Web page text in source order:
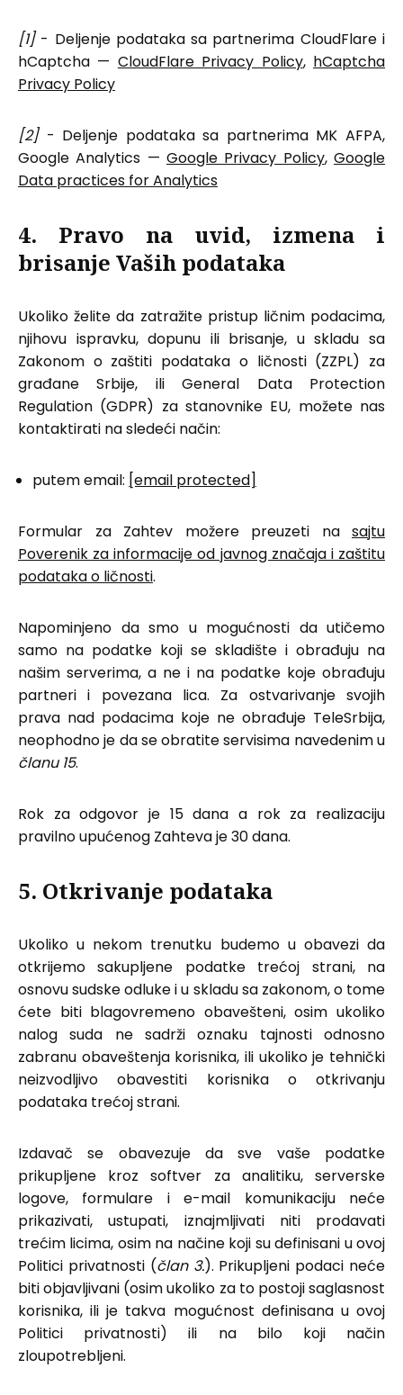
[1]- Deljenje podataka sa partnerima CloudFlare i
hCaptcha — CloudFlare Privacy Policy, hCaptcha
Privacy Policy
[2]- Deljenje podataka sa partnerima MK AFPA,
Google Analytics — Google Privacy Policy,Google
Data practices for Analytics
4. Pravo na uvid, izmena i
brisanje Vaših podataka
Ukoliko želite da zatražite pristup ličnim podacima,
njihovu ispravku, dopunu ili brisanje, u skladu sa
Zakonom o zaštiti podataka o ličnosti (ZZPL) za
građane Srbije, ili General Data Protection
Regulation (GDPR) za stanovnike EU, možete nas
kontaktirati na sledeći način:
putem email: [email protected]
Formular za Zahtev možere preuzeti na sajtu
Poverenik za informacije od javnog značaja i zaštitu
podataka o ličnosti.
Napominjeno da smo u mogućnosti da utičemo
samo na podatke koji se skladište i obrađuju na
našim serverima, a ne i na podatke koje obrađuju
partneri i povezana lica. Za ostvarivanje svojih
prava nad podacima koje ne obrađuje TeleSrbija,
neophodno je da se obratite servisima navedenim u
članu 15.
Rok za odgovor je 15 dana a rok za realizaciju
pravilno upućenog Zahteva je 30 dana.
5. Otkrivanje podataka
Ukoliko u nekom trenutku budemo u obavezi da
otkrijemo sakupljene podatke trećoj strani, na
osnovu sudske odluke i u skladu sa zakonom, o tome
ćete biti blagovremeno obavešteni, osim ukoliko
nalog suda ne sadrži oznaku tajnosti odnosno
zabranu obaveštenja korisnika, ili ukoliko je tehnički
neizvodljivo obavestiti korisnika o otkrivanju
podataka trećoj strani.
Izdavač se obavezuje da sve vaše podatke
prikupljene kroz softver za analitiku, serverske
logove, formulare i e-mail komunikaciju neće
prikazivati, ustupati, iznajmljivati niti prodavati
trećim licima, osim na načine koji su definisani u ovoj
Politici privatnosti (član 3.). Prikupljeni podaci neće
biti objavljivani (osim ukoliko za to postoji saglasnost
korisnika, ili je takva mogućnost definisana u ovoj
Politici privatnosti) ili na bilo koji način
zloupotrebljeni.